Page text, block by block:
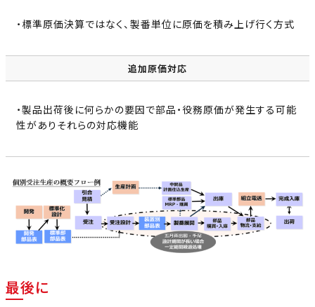
・標準原価決算ではなく、製番単位に原価を積み上げ行く方式
追加原価対応
・製品出荷後に何らかの要因で部品・役務原価が発生する可能
性がありそれらの対応機能
最後に